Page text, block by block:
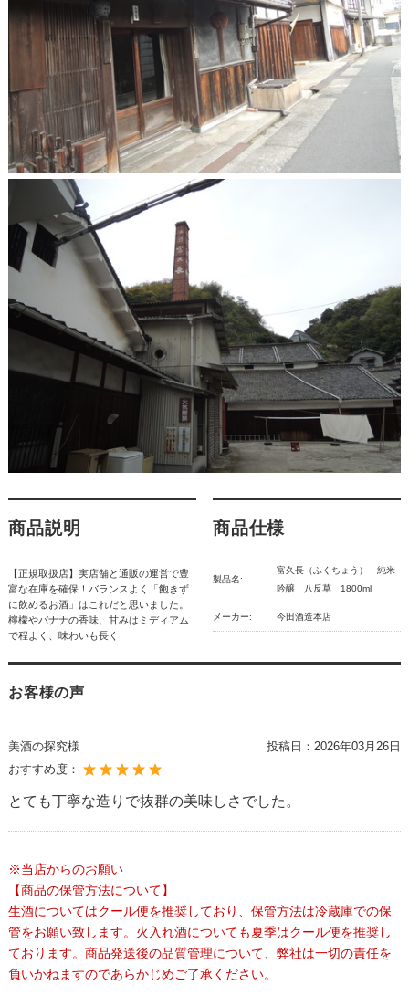
商品説明
【正規取扱店】実店舗と通販の運営で豊
富な在庫を確保！バランスよく「飽きず
に飲めるお酒」はこれだと思いました。
檸檬やバナナの香味、甘みはミディアム
で程よく、味わいも長く
商品仕様
製品名:
富久長（ふくちょう） 純米
吟醸 八反草 1800ml
メーカー: 今田酒造本店
お客様の声
美酒の探究様 投稿日： 2026年03月26日
おすすめ度：
とても丁寧な造りで抜群の美味しさでした。
※当店からのお願い
【商品の保管方法について】
生酒についてはクール便を推奨しており、保管方法は冷蔵庫での保
管をお願い致します。火入れ酒についても夏季はクール便を推奨し
ております。商品発送後の品質管理について、弊社は一切の責任を
負いかねますのであらかじめご了承ください。